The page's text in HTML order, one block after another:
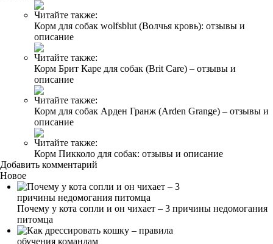
Читайте также:
Корм для собак wolfsblut (Волчья кровь): отзывы и
описание
Читайте также:
Корм Брит Каре для собак (Brit Care) – отзывы и
описание
Читайте также:
Корм для собак Арден Гранж (Arden Grange) – отзывы и
описание
Читайте также:
Корм Пикколо для собак: отзывы и описание
Добавить комментарий
Новое
Почему у кота сопли и он чихает – 3 причины недомогания
питомца